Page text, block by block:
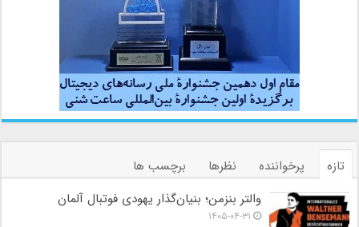
تازه پرخواننده نظرها
برچسب ها
والتر بنزمن؛ بنیان‌گذار یهودی فوتبال آلمان
۱۴۰۵-۰۴-۳۱